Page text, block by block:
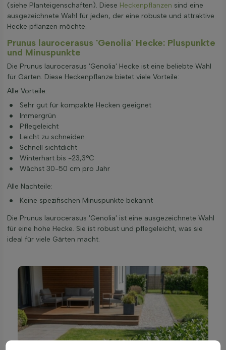
(siehe Planteigenschaften). Diese Heckenpflanzen sind eine
ausgezeichnete Wahl für jeden, der eine robuste und attraktive
Hecke pflanzen möchte.
Prunus laurocerasus 'Genolia' Hecke: Pluspunkte
und Minuspunkte
Die Prunus laurocerasus 'Genolia' Hecke ist eine beliebte Wahl
für Gärten. Diese Heckenpflanze bietet viele Vorteile:
Alle Vorteile:
Sehr gut für kompakte Hecken geeignet
Immergrün
Pflegeleicht
Leicht zu schneiden
Schnell sichtdicht
Winterhart bis -23,3°C
Wächst 30-50 cm pro Jahr
Alle Nachteile:
Keine spezifischen Minuspunkte bekannt
Die Prunus laurocerasus 'Genolia' ist eine ausgezeichnete Wahl
für eine hohe Hecke. Sie ist robust und pflegeleicht, was sie
ideal für viele Gärten macht.